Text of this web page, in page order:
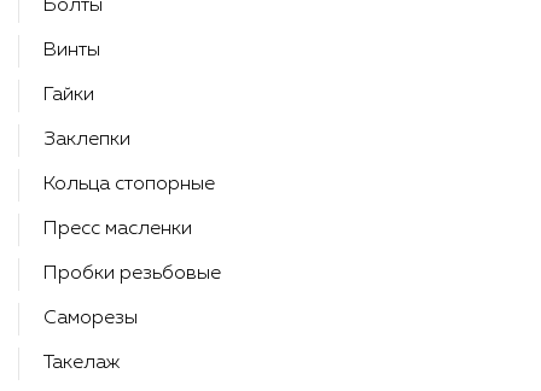
Болты
Винты
Гайки
Заклепки
Кольца стопорные
Пресс масленки
Пробки резьбовые
Саморезы
Такелаж